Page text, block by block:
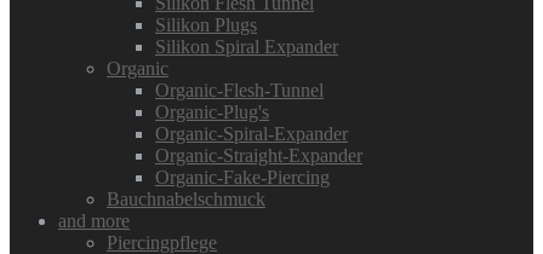
Silikon Plugs
Silikon Spiral Expander
Organic
Organic-Flesh-Tunnel
Organic-Plug's
Organic-Spiral-Expander
Organic-Straight-Expander
Organic-Fake-Piercing
Bauchnabelschmuck
and more
Piercingpflege